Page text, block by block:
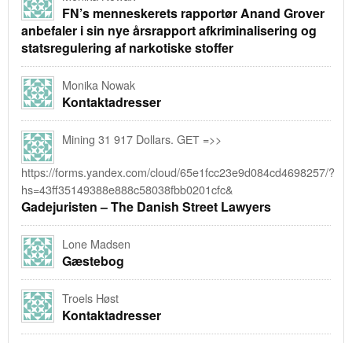
FN’s menneskerets rapportør Anand Grover
anbefaler i sin nye årsrapport afkriminalisering og
statsregulering af narkotiske stoffer
Monika Nowak
Kontaktadresser
Mining 31 917 Dollars. GЕТ =>>
https://forms.yandex.com/cloud/65e1fcc23e9d084cd4698257/?
hs=43ff35149388e888c58038fbb0201cfc&
Gadejuristen – The Danish Street Lawyers
Lone Madsen
Gæstebog
Troels Høst
Kontaktadresser